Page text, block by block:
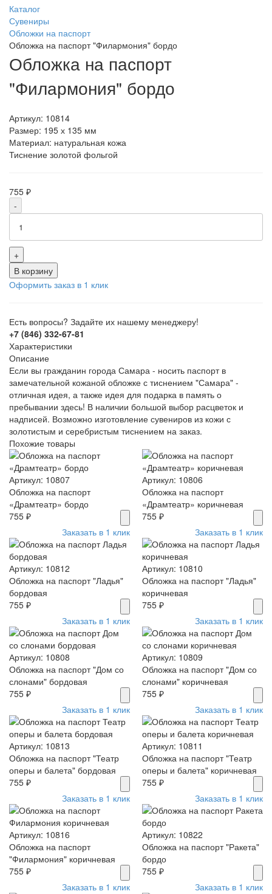
Каталог
Сувениры
Обложки на паспорт
Обложка на паспорт "Филармония" бордо
Обложка на паспорт
"Филармония" бордо
Артикул: 10814
Размер: 195 х 135 мм
Материал: натуральная кожа
Тиснение золотой фольгой
755 ₽
-
+
В корзину
Оформить заказ в 1 клик
Есть вопросы? Задайте их нашему менеджеру!
+7 (846) 332-67-81
Характеристики
Описание
Если вы гражданин города Самара - носить паспорт в
замечательной кожаной обложке с тиснением "Самара" -
отличная идея, а также идея для подарка в память о
пребывании здесь! В наличии большой выбор расцветок и
надписей. Возможно изготовление сувениров из кожи с
золотистым и серебристым тиснением на заказ.
Похожие товары
Артикул: 10807
Обложка на паспорт
«Драмтеатр» бордо
755 ₽
Заказать в 1 клик
Артикул: 10806
Обложка на паспорт
«Драмтеатр» коричневая
755 ₽
Заказать в 1 клик
Артикул: 10812
Обложка на паспорт "Ладья"
бордовая
755 ₽
Заказать в 1 клик
Артикул: 10810
Обложка на паспорт "Ладья"
коричневая
755 ₽
Заказать в 1 клик
Артикул: 10808
Обложка на паспорт "Дом со
слонами" бордовая
755 ₽
Заказать в 1 клик
Артикул: 10809
Обложка на паспорт "Дом со
слонами" коричневая
755 ₽
Заказать в 1 клик
Артикул: 10813
Обложка на паспорт "Театр
оперы и балета" бордовая
755 ₽
Заказать в 1 клик
Артикул: 10811
Обложка на паспорт "Театр
оперы и балета" коричневая
755 ₽
Заказать в 1 клик
Артикул: 10816
Обложка на паспорт
"Филармония" коричневая
755 ₽
Заказать в 1 клик
Артикул: 10822
Обложка на паспорт "Ракета"
бордо
755 ₽
Заказать в 1 клик